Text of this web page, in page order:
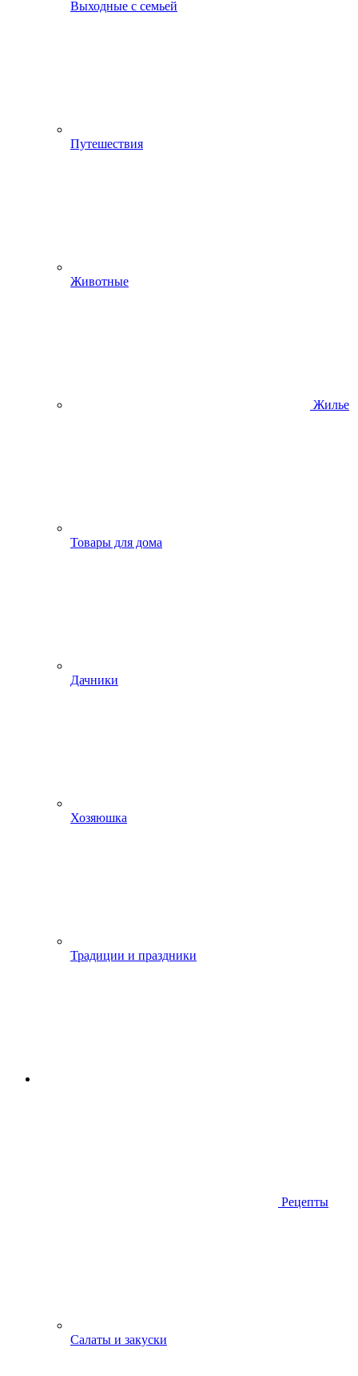
Выходные с семьей
Путешествия
Животные
Жилье
Товары для дома
Дачники
Хозяюшка
Традиции и праздники
Рецепты
Салаты и закуски